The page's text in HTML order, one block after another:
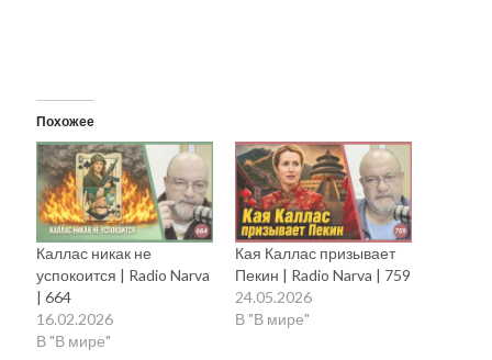
Похожее
Каллас никак не
успокоится | Radio Narva
| 664
16.02.2026
В "В мире"
Кая Каллас призывает
Пекин | Radio Narva | 759
24.05.2026
В "В мире"